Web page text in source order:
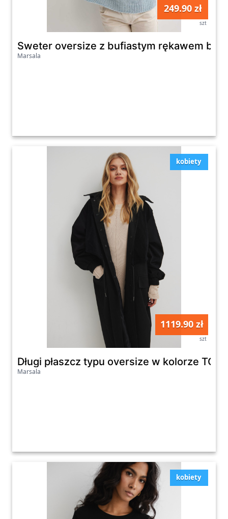
249.90 zł
szt
Sweter oversize z bufiastym rękawem
Marsala
kobiety
1119.90 zł
szt
Długi płaszcz typu oversize w kolorze
Marsala
kobiety